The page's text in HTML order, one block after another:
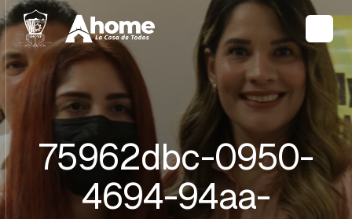
75962dbc-0950-
4694-94aa-